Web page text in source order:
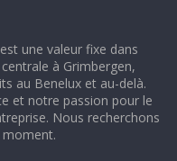
une valeur fixe dans
à Grimbergen,
au Benelux et au-delà.
et notre passion pour le
Nous recherchons